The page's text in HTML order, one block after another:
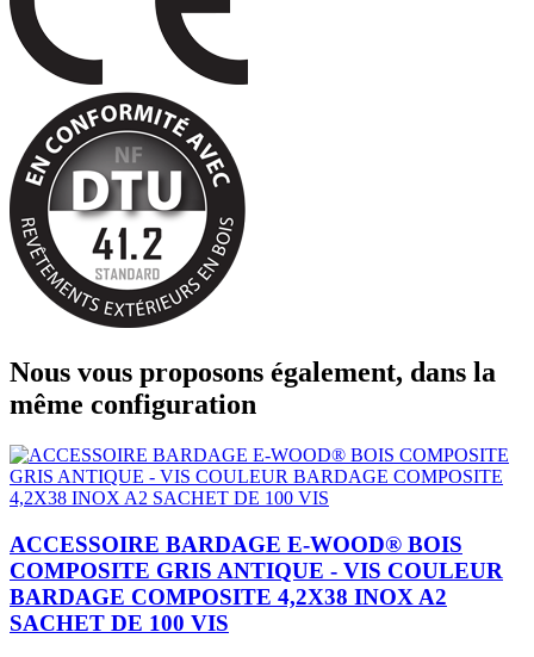
Nous vous proposons également, dans la
même configuration
ACCESSOIRE BARDAGE E-WOOD® BOIS
COMPOSITE GRIS ANTIQUE - VIS COULEUR
BARDAGE COMPOSITE 4,2X38 INOX A2
SACHET DE 100 VIS